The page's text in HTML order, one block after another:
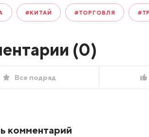
#КИТАЙ #ТОРГОВЛЯ
(0)
Все подряд
комментарий